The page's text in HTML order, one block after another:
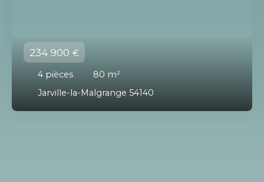
234 900 €
4 pièces 80 m²
Jarville-la-Malgrange 54140